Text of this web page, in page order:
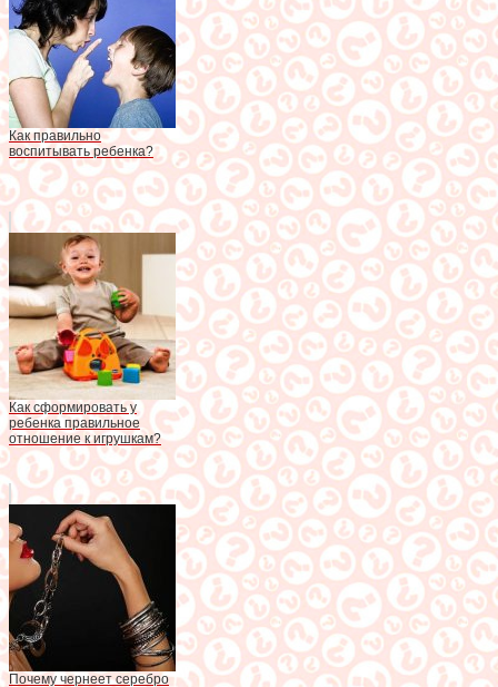
Как правильно
воспитывать ребенка?
Как сформировать у
ребенка правильное
отношение к игрушкам?
Почему чернеет серебро